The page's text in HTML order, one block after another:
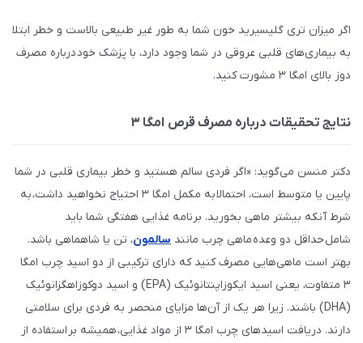
اگر میزان تری‌ گلیسیرید خون شما به طور غیر طبیعی بالاست و خطر ابتلا
به بیماری‌های قلبی عروقی در شما وجود دارد، با پزشک‌ خود درباره مصرف
دوز بالای امگا ۳ مشورت کنید.
نتایج تحقیقات درباره مصرف قرص امگا ۳
دکتر منسن می‌گوید: «اگر فردی سالم هستید و خطر بیماری قلبی در شما
پایین یا متوسط است، احتمالا به مکمل امگا ۳ احتیاج نخواهید داشت، به
شرط آنکه بیشتر ماهی بخورید. برنامه غذایی هفتگی شما باید
شامل حداقل دو وعده ماهی‌ چرب مانند سالمون، تن یا شاهماهی باشد.
بهتر است ماهی‌هایی مصرف کنید که دارای ترکیبی از دو اسید چرب امگا
۳ متفاوت، یعنی اسید ایکوزاپنتانوئیک (EPA) و اسید دوکوزاهگزانوئیک
(DHA) باشند. زیرا هر یک از آن‌ها مزایای منحصر به فردی برای سلامتی
دارند. دریافت اسیدهای چرب امگا ۳ از مواد غذایی، همیشه بر استفاده از